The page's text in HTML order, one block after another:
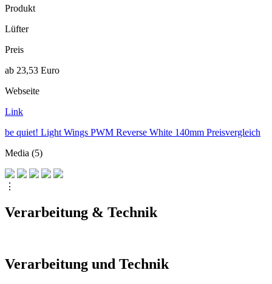
Produkt
Lüfter
Preis
ab 23,53 Euro
Webseite
Link
be quiet! Light Wings PWM Reverse White 140mm Preisvergleich
Media (5)
⋮
Verarbeitung & Technik
Verarbeitung und Technik